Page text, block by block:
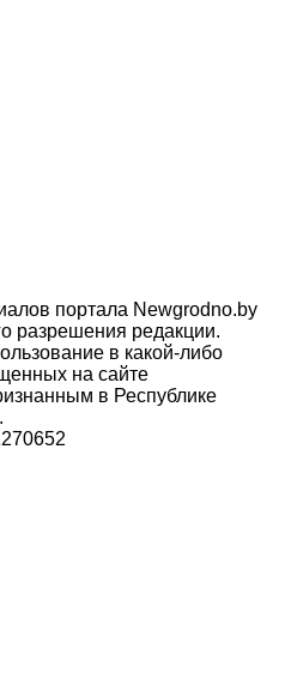
портала Newgrodno.by
разрешения редакции.
в какой-либо
на сайте
в Республике